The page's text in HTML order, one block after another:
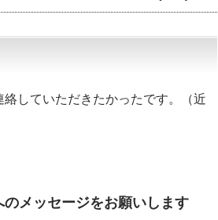
していただきたかったです。（近
メッセージをお願いします